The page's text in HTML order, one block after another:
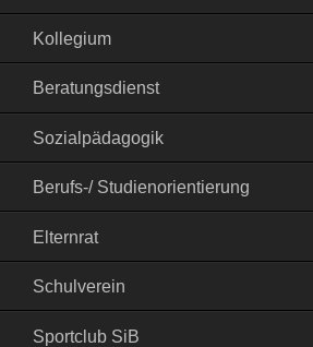
Kollegium
Beratungsdienst
Sozialpädagogik
Berufs-/ Studienorientierung
Elternrat
Schulverein
Sportclub SiB